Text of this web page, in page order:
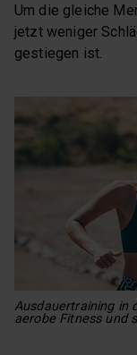
Um die gleiche
jetzt weniger
gestiegen ist.
Ausdauertraining in
aerobe Fitness und